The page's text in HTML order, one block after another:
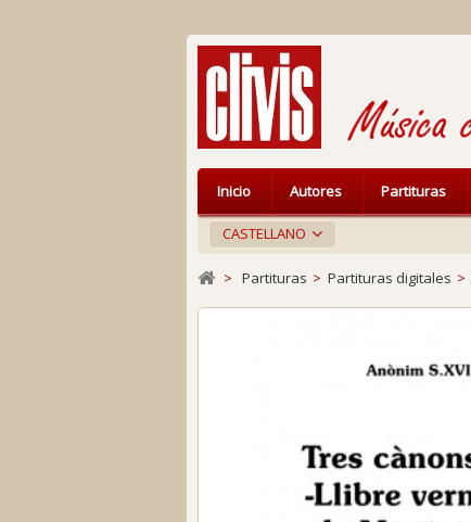
CASTELLANO
Inicio Autores Partituras
> Partituras > Partituras digitales >